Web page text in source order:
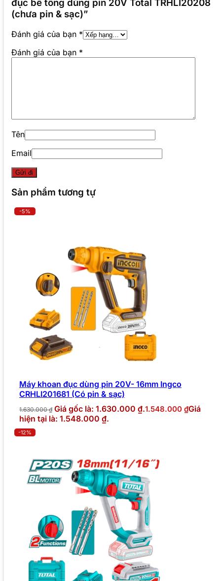
đục bê tông dùng pin 20V Total TRHLI20208
(chưa pin & sạc)”
Đánh giá của bạn *
Đánh giá của bạn *
Tên
Email
Sản phẩm tương tự
-5%
Máy khoan đục dùng pin 20V- 16mm Ingco
CRHLI201681 (Có pin & sạc)
1.630.000₫ Giá gốc là: 1.630.000 ₫.1.548.000 ₫Giá
hiện tại là: 1.548.000 ₫.
-12%